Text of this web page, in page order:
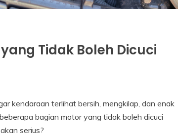
Tidak Boleh Dicuci
kendaraan terlihat bersih, mengkilap, dan enak
bagian motor yang tidak boleh dicuci
serius?